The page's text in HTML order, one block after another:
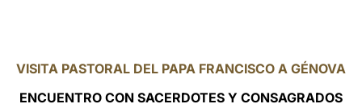
VISITA PASTORAL DEL PAPA FRANCISCO A GÉNOVA
ENCUENTRO CON SACERDOTES Y CONSAGRADOS